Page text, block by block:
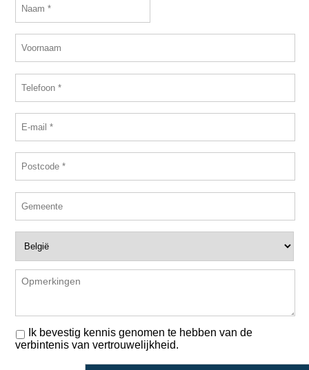
Ik bevestig kennis genomen te hebben van de
verbintenis van vertrouwelijkheid.